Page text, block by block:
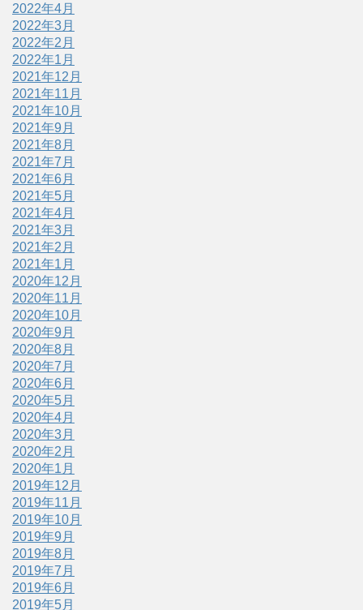
2022年4月
2022年3月
2022年2月
2022年1月
2021年12月
2021年11月
2021年10月
2021年9月
2021年8月
2021年7月
2021年6月
2021年5月
2021年4月
2021年3月
2021年2月
2021年1月
2020年12月
2020年11月
2020年10月
2020年9月
2020年8月
2020年7月
2020年6月
2020年5月
2020年4月
2020年3月
2020年2月
2020年1月
2019年12月
2019年11月
2019年10月
2019年9月
2019年8月
2019年7月
2019年6月
2019年5月